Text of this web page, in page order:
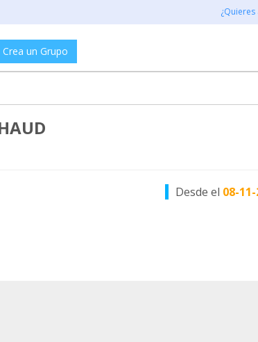
Crea un Grupo
Desde el 08-